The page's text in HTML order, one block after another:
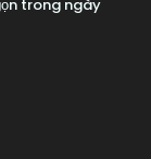
trong ngày